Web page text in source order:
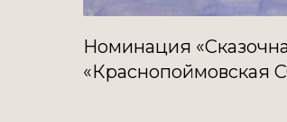
Номинация
«Краснопоймовская